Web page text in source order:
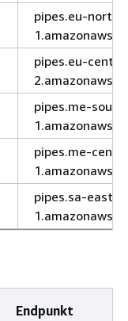
pipes.eu-north-
pipes.eu-
pipes.me-
pipes.me-
pipes.sa-east-
Endpunkt